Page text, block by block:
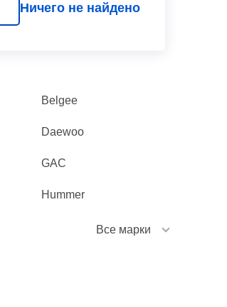
Ничего не найдено
Belgee
Daewoo
GAC
Hummer
Все марки